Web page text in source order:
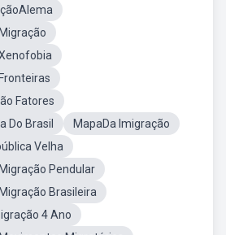
Fatores
Do Brasil
MapaDa Imigração
Velha
Pendular
Brasileira
4 Ano